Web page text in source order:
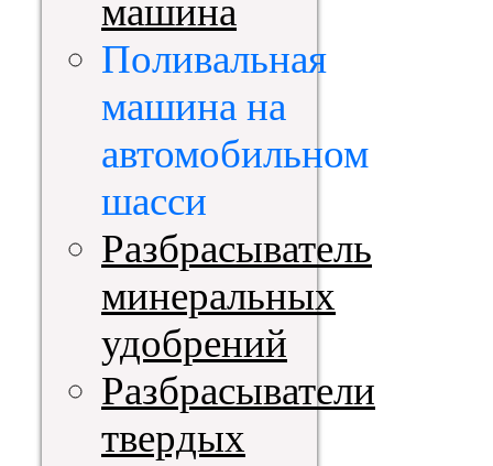
машина
Поливальная
машина на
автомобильном
шасси
Разбрасыватель
минеральных
удобрений
Разбрасыватели
твердых